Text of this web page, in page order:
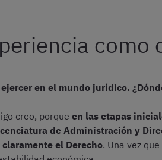
como
en el mundo jurídico.
creo, porque en las etapas
de Administración y
el Derecho. Una vez